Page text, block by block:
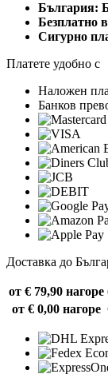
България:
Безплатно
Сигурно
Платете удобно с
Наложен
Банков
Доставка до
от € 79,90 нагоре
от € 0,00 нагоре